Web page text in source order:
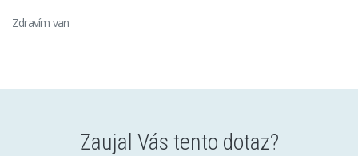
Zdravím van
Zaujal Vás tento dotaz?